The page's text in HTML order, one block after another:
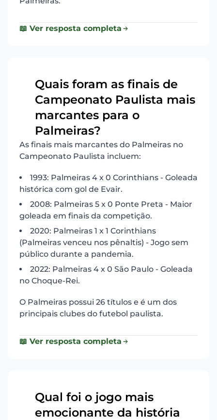
📖 Ver resposta completa
Quais foram as finais de
Campeonato Paulista mais
marcantes para o
Palmeiras?
As finais mais marcantes do Palmeiras no
Campeonato Paulista incluem:
1993: Palmeiras 4 x 0 Corinthians - Goleada
histórica com gol de Evair.
2008: Palmeiras 5 x 0 Ponte Preta - Maior
goleada em finais da competição.
2020: Palmeiras 1 x 1 Corinthians
(Palmeiras venceu nos pênaltis) - Jogo sem
público durante a pandemia.
2022: Palmeiras 4 x 0 São Paulo - Goleada
no Choque-Rei.
O Palmeiras possui 26 títulos e é um dos
principais clubes do futebol paulista.
📖 Ver resposta completa
Qual foi o jogo mais
emocionante da história